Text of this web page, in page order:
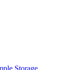
Storage